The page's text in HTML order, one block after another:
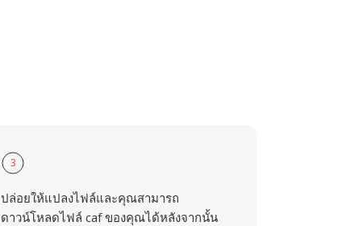
3
ปล่อยให้แปลงไฟล์และคุณสามารถ
ดาวน์โหลดไฟล์ caf ของคุณได้หลังจากนั้น